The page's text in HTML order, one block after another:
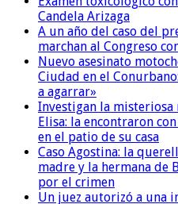
Candela Arizaga
A un año del caso del
marchan al Congreso
Nuevo asesinato
Ciudad en el
a agarrar»
Investigan la
Elisa: la encontraron
en el patio de su casa
Caso Agostina: la
madre y la hermana de
por el crimen
Un juez autorizó a una